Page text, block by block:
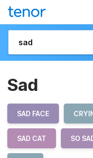
Sad
SAD FACE
SAD CAT SO